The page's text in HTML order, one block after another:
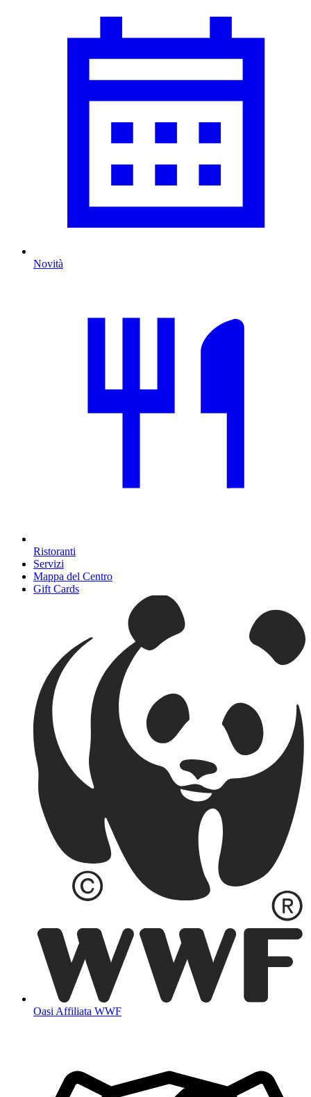
Novità
Ristoranti
Servizi
Mappa del Centro
Gift Cards
Oasi Affiliata WWF